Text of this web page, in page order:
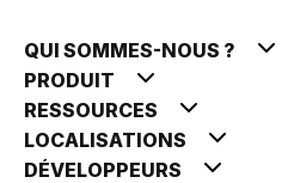
QUI SOMMES-NOUS ?
PRODUIT
RESSOURCES
LOCALISATIONS
DÉVELOPPEURS